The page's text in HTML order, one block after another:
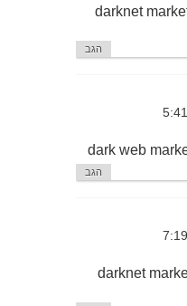
darknet
הגב
dark web
הגב
darknet